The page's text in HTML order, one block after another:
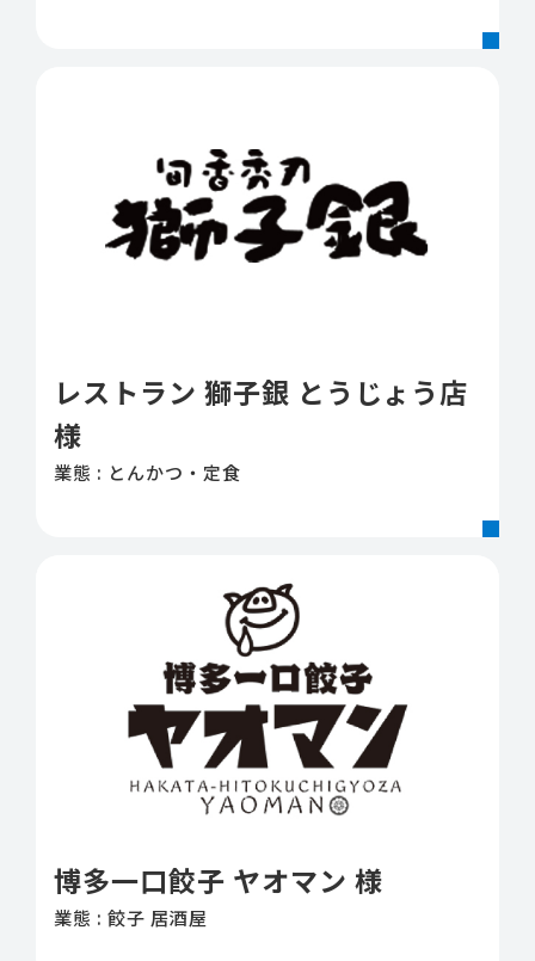
レストラン 獅子銀 とうじょう店
様
業態 : とんかつ・定食
博多一口餃子 ヤオマン 様
業態 : 餃子 居酒屋